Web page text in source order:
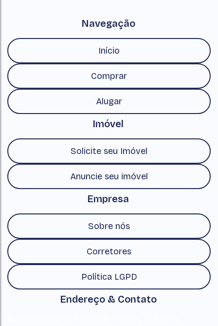
Navegação
Início
Comprar
Alugar
Imóvel
Solicite seu Imóvel
Anuncie seu imóvel
Empresa
Sobre nós
Corretores
Política LGPD
Endereço & Contato